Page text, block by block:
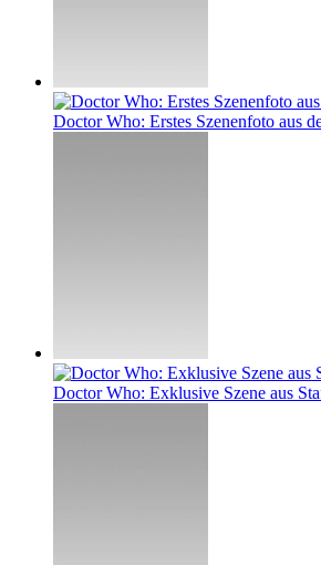
Doctor Who: Erstes Szenenfoto aus
Doctor Who: Exklusive Szene aus